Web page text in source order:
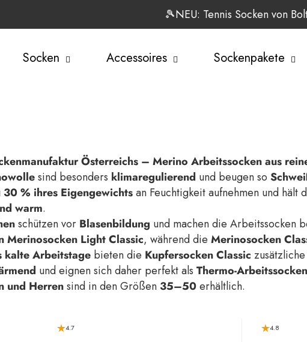
🎾NEU: Tennis Socken von
Socken Accessoires Sockenpakete
Österreichs – Merino Arbeitssocken aus
sind besonders klimaregulierend und beugen so
30 % ihres Eigengewichtsan Feuchtigkeit aufnehmen und hält
warm.
schützen vor Blasenbildung und machen die Arbeitssocken
Merinosocken Light Classic, während die Merinosocken
kalte Arbeitstage bieten die Kupfersocken Classic
und eignen sich daher perfekt als Thermo-Arbeitssocken
und Herrensind in den Größen 35–50erhältlich.
4.7 4.8